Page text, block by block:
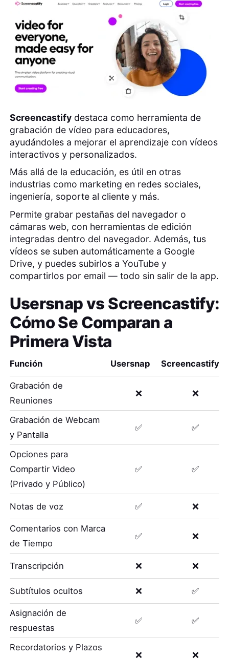
Screencastifydestaca como herramienta de
grabación de vídeo para educadores,
ayudándoles a mejorar el aprendizaje con vídeos
interactivos y personalizados.
Más allá de la educación, es útil en otras
industrias como marketing en redes sociales,
ingeniería, soporte al cliente y más.
Permite grabar pestañas del navegador o
cámaras web, con herramientas de edición
integradas dentro del navegador. Además, tus
vídeos se suben automáticamente a Google
Drive, y puedes subirlos a YouTube y
compartirlos por email — todo sin salir de la app.
Usersnapvs Screencastify:
Cómo Se Comparan a
Primera Vista
Función Usersnap Screencastify
Grabación de
Reuniones
❌ ❌
Grabación de Webcam
y Pantalla
✅ ✅
Opciones para
Compartir Video
(Privado y Público)
✅ ✅
Notas de voz ✅ ❌
Comentarios con Marca
de Tiempo
✅ ❌
Transcripción ❌ ❌
Subtítulos ocultos ❌ ✅
Asignación de
respuestas
✅ ✅
Recordatorios y Plazos
❌ ❌